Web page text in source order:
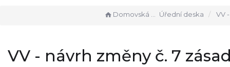
Domovská stránka Úřední deska VV - návrh
VV - návrh změny č. 7